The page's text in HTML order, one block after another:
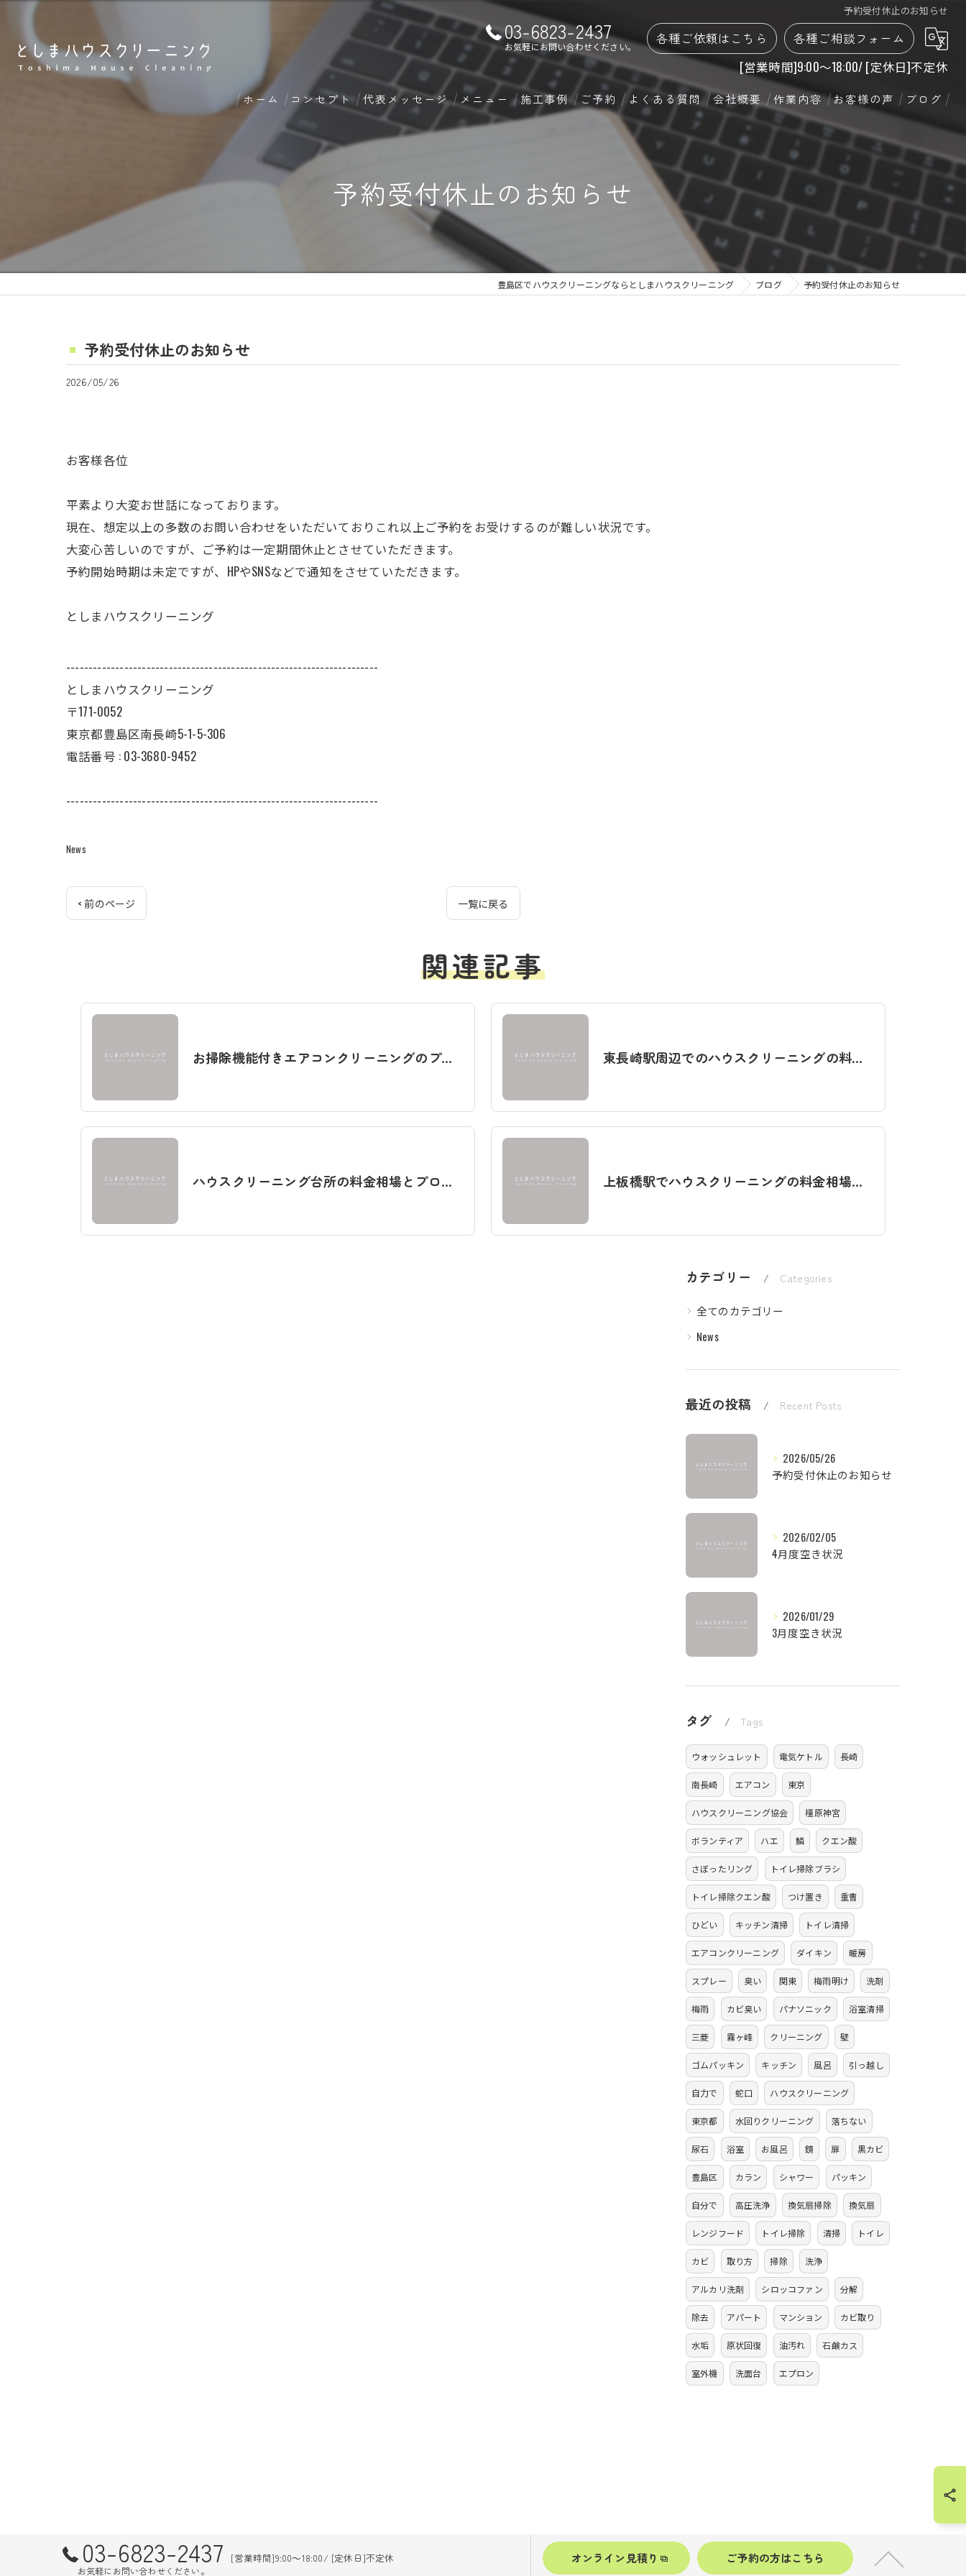
予約受付休止のお知らせ
03-6823-2437
お気軽にお問い合わせください。 各種ご依頼はこちら 各種ご相談フォーム
[営業時間]9:00～18:00/ [定休日]不定休
ホーム コンセプト 代表メッセージ メニュー 施工事例 ご予約
オンライン見積り
エアコンクリーニングのご依頼
水回りクリーニングのご依頼
よくある質問 会社概要 作業内容
エアコン
キッチン
レンジフード
トイレ
お客様の声 ブログ
予約受付休止のお知らせ
豊島区でハウスクリーニングならとしまハウスクリーニング ブログ 予約受付休止のお知らせ
予約受付休止のお知らせ
2026/05/26
お客様各位
平素より大変お世話になっております。
現在、想定以上の多数のお問い合わせをいただいておりこれ以上ご予約をお受けするのが難しい状況です。
大変心苦しいのですが、ご予約は一定期間休止とさせていただきます。
予約開始時期は未定ですが、HPやSNSなどで通知をさせていただきます。
としまハウスクリーニング
----------------------------------------------------------------------
としまハウスクリーニング
〒171-0052
東京都豊島区南長崎5-1-5-306
電話番号 : 03-3680-9452
----------------------------------------------------------------------
News
< 前のページ 一覧に戻る
関連記事
お掃除機能付きエアコンクリーニングのプロによる分解洗浄の流れや頻度・業者選びのポイント徹底解説 東長崎駅周辺でのハウスクリーニングの料金相場とプロ業者選び方！東京豊島で失敗しない依頼のコツ
ハウスクリーニング台所の料金相場とプロ業者比較｜キッチン掃除の作業範囲や口コミも徹底解説 上板橋駅でハウスクリーニングの料金相場や口コミ評判・失敗しない業者選びのポイントを解説
カテゴリー Categories
全てのカテゴリー
News
最近の投稿 Recent Posts
2026/05/26
予約受付休止のお知らせ
2026/02/05
4月度空き状況
2026/01/29
3月度空き状況
タグ Tags
ウォッシュレット 電気ケトル 長崎
南長崎 エアコン 東京
ハウスクリーニング協会 橿原神宮
ボランティア ハエ 鱗 クエン酸
さぼったリング トイレ掃除ブラシ
トイレ掃除クエン酸 つけ置き 重曹
ひどい キッチン清掃 トイレ清掃
エアコンクリーニング ダイキン 暖房
スプレー 臭い 関東 梅雨明け 洗剤
梅雨 カビ臭い パナソニック 浴室清掃
三菱 霧ヶ峰 クリーニング 壁
ゴムパッキン キッチン 風呂 引っ越し
自力で 蛇口 ハウスクリーニング
東京都 水回りクリーニング 落ちない
尿石 浴室 お風呂 鏡 扉 黒カビ
豊島区 カラン シャワー パッキン
自分で 高圧洗浄 換気扇掃除 換気扇
レンジフード トイレ掃除 清掃 トイレ
カビ 取り方 掃除 洗浄
アルカリ洗剤 シロッコファン 分解
除去 アパート マンション カビ取り
水垢 原状回復 油汚れ 石鹸カス
室外機 洗面台 エプロン
03-6823-2437
お気軽にお問い合わせください。
[営業時間]9:00～18:00/ [定休日]不定休 オンライン見積り ご予約の方はこちら